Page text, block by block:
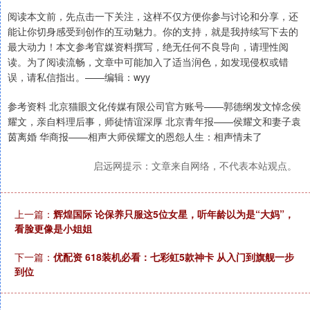
阅读本文前，先点击一下关注，这样不仅方便你参与讨论和分享，还
能让你切身感受到创作的互动魅力。你的支持，就是我持续写下去的
最大动力！本文参考官媒资料撰写，绝无任何不良导向，请理性阅
读。为了阅读流畅，文章中可能加入了适当润色，如发现侵权或错
误，请私信指出。——编辑：wyy
参考资料 北京猫眼文化传媒有限公司官方账号——郭德纲发文悼念侯
耀文，亲自料理后事，师徒情谊深厚 北京青年报——侯耀文和妻子袁
茵离婚 华商报——相声大师侯耀文的恩怨人生：相声情未了
启远网提示：文章来自网络，不代表本站观点。
上一篇： 辉煌国际 论保养只服这5位女星，听年龄以为是“大妈”，
看脸更像是小姐姐
下一篇： 优配资 618装机必看：七彩虹5款神卡 从入门到旗舰一步
到位